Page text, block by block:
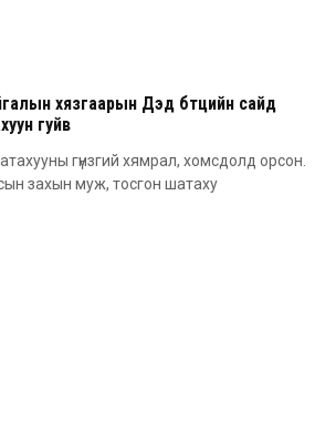
хязгаарын Дэд бүтцийн сайд
гуйв
гүнзгий хямрал, хомсдолд орсон.
захын муж, тосгон шатаху